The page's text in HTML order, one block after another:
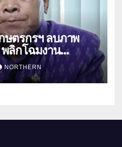
ตรกรฯ ลบภาพ
ลิกโฉมงาน
มืองสองแคว 69” มุ่ง
กร ดึงนวัตกรรม-จับ
กษตรสู่สากล (คลิป)
NORTHERN